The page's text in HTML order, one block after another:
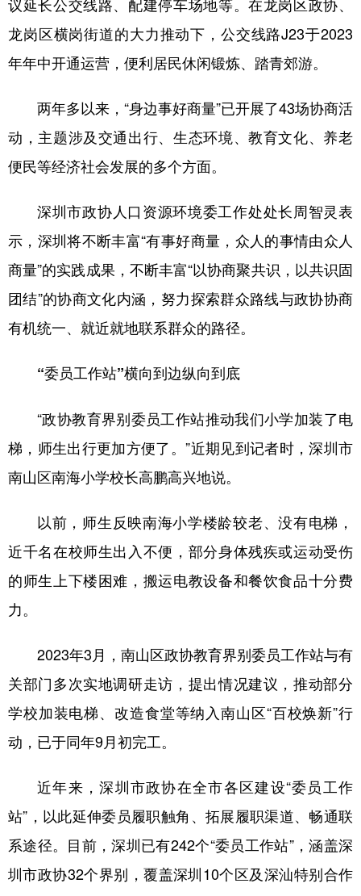
龙岗区横岗街道的大力推动下，公交线路J23于2023
年年中开通运营，便利居民休闲锻炼、踏青郊游。
两年多以来，“身边事好商量”已开展了43场协商活
动，主题涉及交通出行、生态环境、教育文化、养老
便民等经济社会发展的多个方面。
深圳市政协人口资源环境委工作处处长周智灵表
示，深圳将不断丰富“有事好商量，众人的事情由众人
商量”的实践成果，不断丰富“以协商聚共识，以共识固
团结”的协商文化内涵，努力探索群众路线与政协协商
有机统一、就近就地联系群众的路径。
“委员工作站”横向到边纵向到底
“政协教育界别委员工作站推动我们小学加装了电
梯，师生出行更加方便了。”近期见到记者时，深圳市
南山区南海小学校长高鹏高兴地说。
以前，师生反映南海小学楼龄较老、没有电梯，
近千名在校师生出入不便，部分身体残疾或运动受伤
的师生上下楼困难，搬运电教设备和餐饮食品十分费
力。
2023年3月，南山区政协教育界别委员工作站与有
关部门多次实地调研走访，提出情况建议，推动部分
学校加装电梯、改造食堂等纳入南山区“百校焕新”行
动，已于同年9月初完工。
近年来，深圳市政协在全市各区建设“委员工作
站”，以此延伸委员履职触角、拓展履职渠道、畅通联
系途径。目前，深圳已有242个“委员工作站”，涵盖深
圳市政协32个界别，覆盖深圳10个区及深汕特别合作